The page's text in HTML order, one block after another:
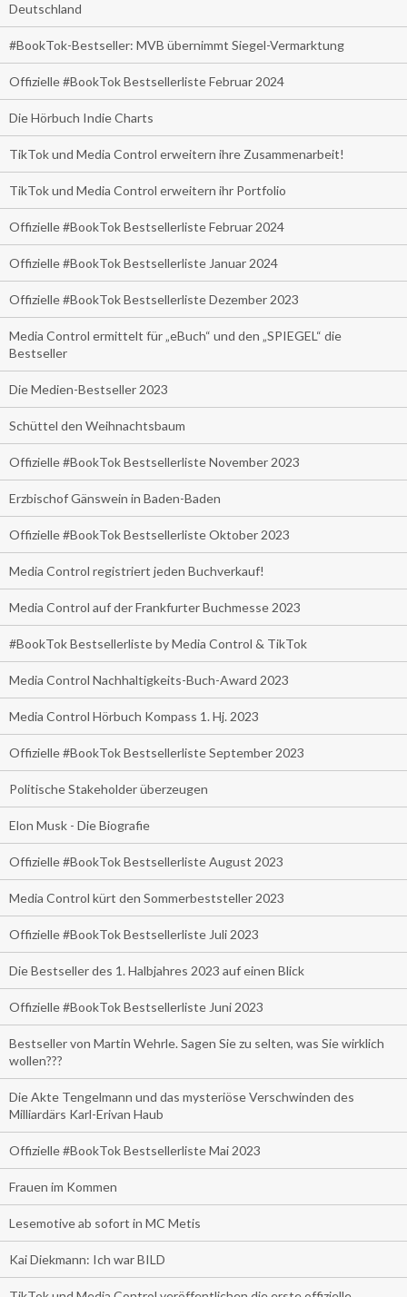
Deutschland
#BookTok-Bestseller: MVB übernimmt Siegel-Vermarktung
Offizielle #BookTok Bestsellerliste Februar 2024
Die Hörbuch Indie Charts
TikTok und Media Control erweitern ihre Zusammenarbeit!
TikTok und Media Control erweitern ihr Portfolio
Offizielle #BookTok Bestsellerliste Februar 2024
Offizielle #BookTok Bestsellerliste Januar 2024
Offizielle #BookTok Bestsellerliste Dezember 2023
Media Control ermittelt für „eBuch“ und den „SPIEGEL“ die
Bestseller
Die Medien-Bestseller 2023
Schüttel den Weihnachtsbaum
Offizielle #BookTok Bestsellerliste November 2023
Erzbischof Gänswein in Baden-Baden
Offizielle #BookTok Bestsellerliste Oktober 2023
Media Control registriert jeden Buchverkauf!
Media Control auf der Frankfurter Buchmesse 2023
#BookTok Bestsellerliste by Media Control & TikTok
Media Control Nachhaltigkeits-Buch-Award 2023
Media Control Hörbuch Kompass 1. Hj. 2023
Offizielle #BookTok Bestsellerliste September 2023
Politische Stakeholder überzeugen
Elon Musk - Die Biografie
Offizielle #BookTok Bestsellerliste August 2023
Media Control kürt den Sommerbeststeller 2023
Offizielle #BookTok Bestsellerliste Juli 2023
Die Bestseller des 1. Halbjahres 2023 auf einen Blick
Offizielle #BookTok Bestsellerliste Juni 2023
Bestseller von Martin Wehrle. Sagen Sie zu selten, was Sie wirklich
wollen???
Die Akte Tengelmann und das mysteriöse Verschwinden des
Milliardärs Karl-Erivan Haub
Offizielle #BookTok Bestsellerliste Mai 2023
Frauen im Kommen
Lesemotive ab sofort in MC Metis
Kai Diekmann: Ich war BILD